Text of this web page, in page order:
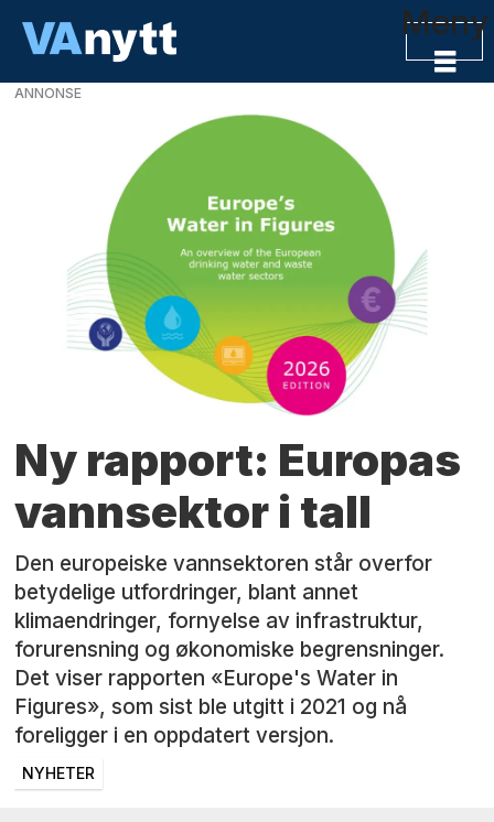
Meny
bransjens
nyhetskanal
ANNONSE
Ny rapport: Europas
vannsektor i tall
Den europeiske vannsektoren står overfor
betydelige utfordringer, blant annet
klimaendringer, fornyelse av infrastruktur,
forurensning og økonomiske begrensninger.
Det viser rapporten «Europe's Water in
Figures», som sist ble utgitt i 2021 og nå
foreligger i en oppdatert versjon.
NYHETER